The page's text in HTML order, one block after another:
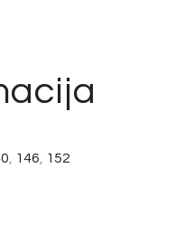
146 152